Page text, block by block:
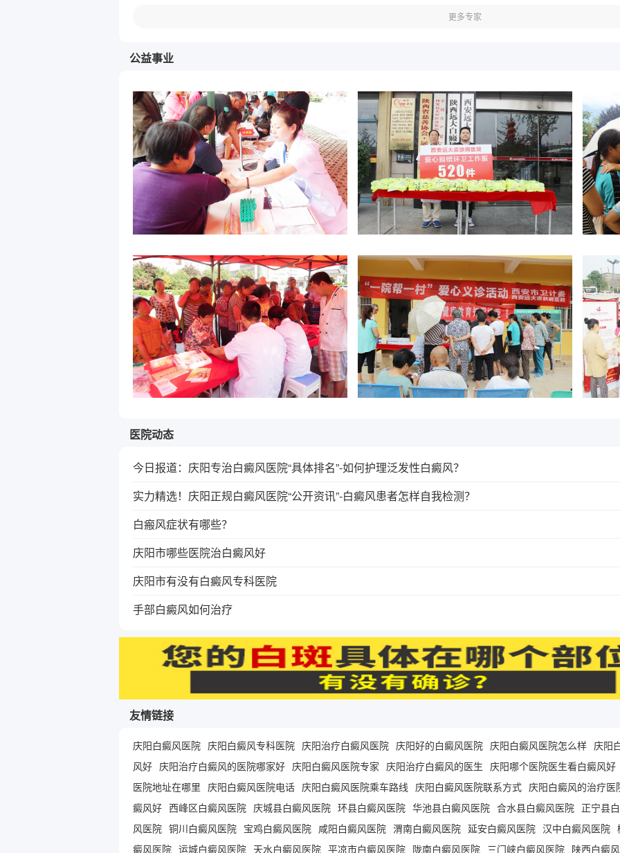
更多专家
公益事业
医院动态
今日报道：庆阳专治白癜风医院“具体排名”-如何护理泛发性白癜风？
实力精选！庆阳正规白癜风医院“公开资讯”-白癜风患者怎样自我检测？
白瘢风症状有哪些？
庆阳市哪些医院治白癜风好
庆阳市有没有白癜风专科医院
手部白癜风如何治疗
友情链接
庆阳白癜风医院 庆阳白癜风专科医院 庆阳治疗白癜风医院 庆阳好的白癜风医院 庆阳白癜风医院怎么样 庆阳
风好 庆阳治疗白癜风的医院哪家好 庆阳白癜风医院专家 庆阳治疗白癜风的医生 庆阳哪个医院医生看白癜风好
医院地址在哪里 庆阳白癜风医院电话 庆阳白癜风医院乘车路线 庆阳白癜风医院联系方式 庆阳白癜风的治疗医
癜风好 西峰区白癜风医院 庆城县白癜风医院 环县白癜风医院 华池县白癜风医院 合水县白癜风医院 正宁县
风医院 铜川白癜风医院 宝鸡白癜风医院 咸阳白癜风医院 渭南白癜风医院 延安白癜风医院 汉中白癜风医院
癜风医院 运城白癜风医院 天水白癜风医院 平凉市白癜风医院 陇南白癜风医院 三门峡白癜风医院 陕西白癜